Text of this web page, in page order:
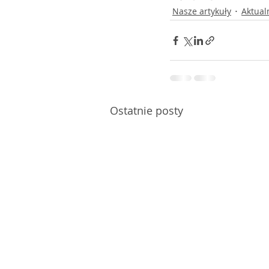
Nasze artykuły
Ostatnie posty